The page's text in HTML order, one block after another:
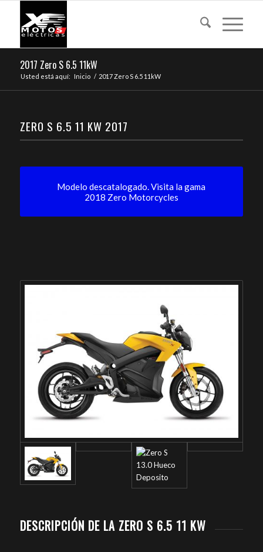
2017 Zero S 6.5 11kW
Usted está aquí: Inicio / 2017 Zero S 6.5 11kW
ZERO S 6.5 11 KW 2017
Modelo descatalogado. Visita la gama
2018 Zero Motorcycles
DESCRIPCIÓN DE LA ZERO S 6.5 11 KW